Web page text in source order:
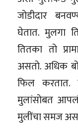
जोडीदार
घेतात. मुलगा
तितका तो
असतो. अधिक
फिल करतात.
मुलांसोबत
मुलींचा समज